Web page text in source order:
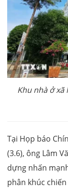
Khu nhà ở xã
Tại Họp báo
(3.6), ông Lâm
dựng nhấn
phân khúc